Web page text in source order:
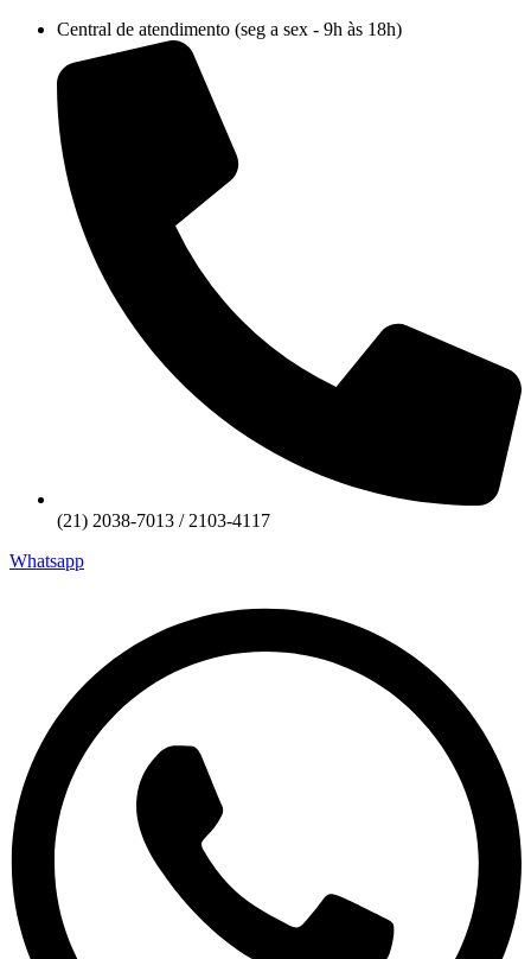
conteúdo
Central de atendimento (seg a sex - 9h às 18h)
(21) 2038-7013 / 2103-4117
Whatsapp